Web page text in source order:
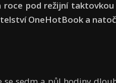
roce pod režijní
OneHotBook a